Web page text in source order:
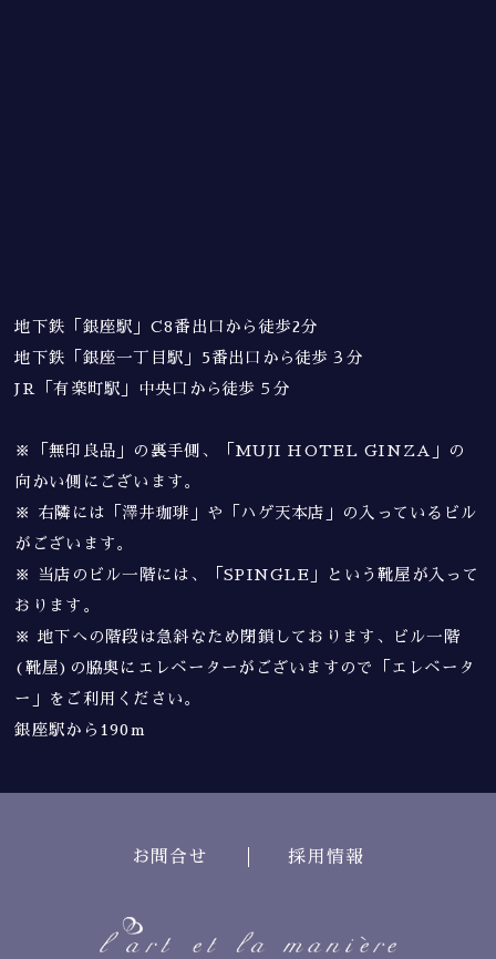
地下鉄「銀座駅」C8番出口から徒歩2分
地下鉄「銀座一丁目駅」5番出口から徒歩３分
JR「有楽町駅」中央口から徒歩５分
※「無印良品」の裏手側、「MUJI HOTEL GINZA」の
向かい側にございます。
※ 右隣には「澤井珈琲」や「ハゲ天本店」の入っているビル
がございます。
※ 当店のビル一階には、「SPINGLE」という靴屋が入って
おります。
※ 地下への階段は急斜なため閉鎖しております、ビル一階
(靴屋)の脇奥にエレベーターがございますので「エレベータ
ー」をご利用ください。
銀座駅から190m
お問合せ 採用情報